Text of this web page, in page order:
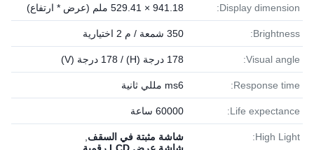
Display dimension: 941.18 × 529.41 ملم (عرض * ارتفاع)
Brightness: 350 شمعة / م 2 اختيارية
Visual angle: 178 درجة (H) / 178 درجة (V)
Response time: ms6 مللي ثانية
Life expectance: 60000 ساعة
High Light: شاشة مثبتة في السقف